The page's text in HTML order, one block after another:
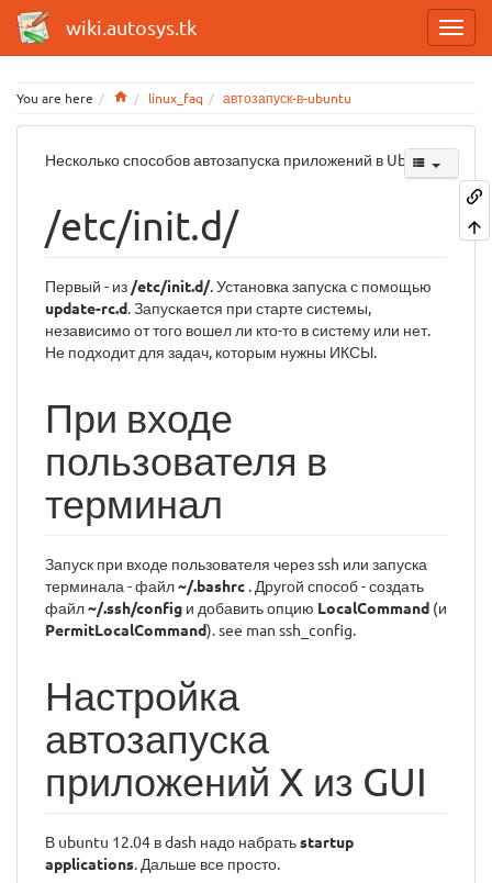
wiki.autosys.tk
You are here Homelinux_faq автозапуск-в-ubuntu
Несколько способов автозапуска приложений в Ubuntu:
/etc/init.d/
Первый - из /etc/init.d/. Установка запуска с помощью
update-rc.d. Запускается при старте системы,
независимо от того вошел ли кто-то в систему или нет.
Не подходит для задач, которым нужны ИКСЫ.
При входе
пользователя в
терминал
Запуск при входе пользователя через ssh или запуска
терминала - файл~/.bashrc . Другой способ - создать
файл~/.ssh/config и добавить опцию LocalCommand (и
PermitLocalCommand). see man ssh_config.
Настройка
автозапуска
приложений X из GUI
В ubuntu 12.04 в dash надо набратьstartup
applications. Дальше все просто.